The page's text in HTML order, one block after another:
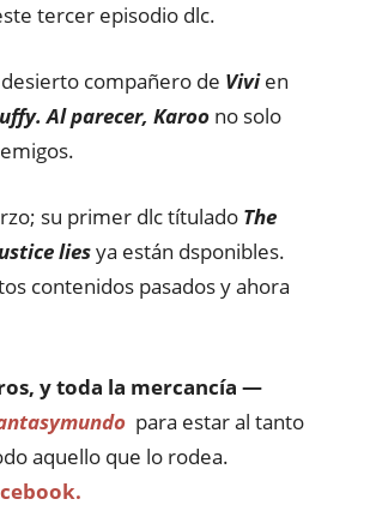
tercer episodio dlc.
compañero de Vivien
Al parecer, Karoo no solo
su primer dlc títulado The
liesya están dsponibles.
contenidos pasados y ahora
y toda la mercancía —
para estar al tanto
aquello que lo rodea.